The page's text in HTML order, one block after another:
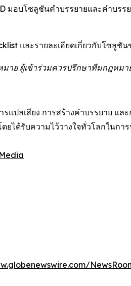
มอบโซลูชันคำบรรยายและคำบ
และรายละเอียดเกี่ยวกับโซลู
าย ผู้เข้าร่วมควรปรึกษาทีมกฎหม
แปลเสียง การสร้างคำบรรยาย แ
ได้รับความไว้วางใจทั่วโลกในก